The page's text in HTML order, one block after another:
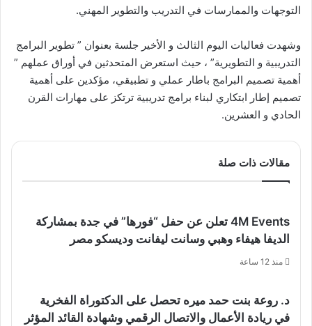
التوجهات والممارسات في التدريب والتطوير المهني.
وشهدت فعاليات اليوم الثالث و الأخير جلسة بعنوان ” تطوير البرامج
التدريبية و التطويرية” ، حيث استعرض المتحدثين في أوراق عملهم ”
أهمية تصميم البرامج باطار عملي و تطبيقي، مؤكدين على أهمية
تصميم إطار ابتكاري لبناء برامج تدريبية ترتكز على مهارات القرن
الحادي و العشرين.
مقالات ذات صلة
4M Events تعلن عن حفل “فورها” في جدة بمشاركة
الديفا هيفاء وهبي وسانت ليفانت وديسكو مصر
منذ 12 ساعة
د. روعة بنت حمد ميره تحصل على الدكتوراة الفخرية
في ريادة الأعمال والاتصال الرقمي وشهادة القائد المؤثر